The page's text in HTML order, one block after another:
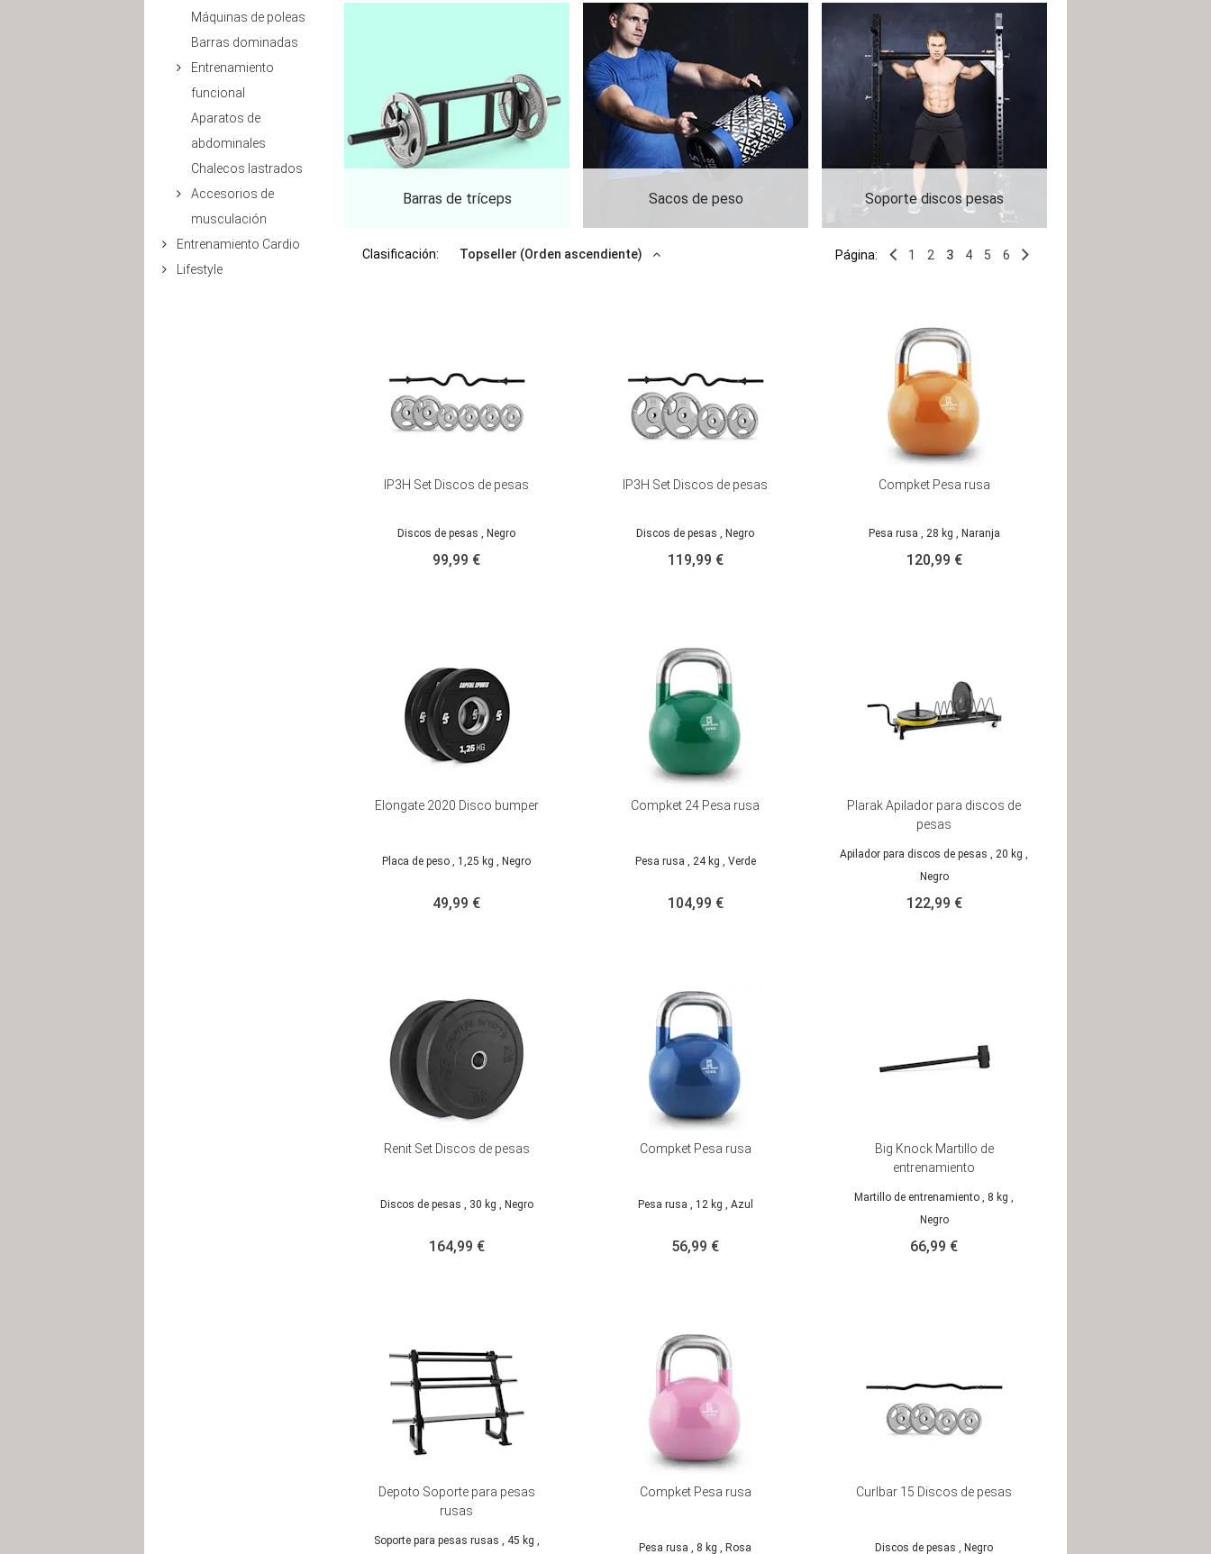
Máquinas de poleas
Barras dominadas
Entrenamiento
funcional
Aparatos de
abdominales
Chalecos lastrados
Accesorios de
musculación
Entrenamiento Cardio
Lifestyle
Barras de tríceps Sacos de peso Soporte discos pesas
Clasificación: Topseller (Orden ascendiente) Página: 1 2 3 4 5 6
IP3H Set Discos de pesas
Discos de pesas , Negro
99,99 €
IP3H Set Discos de pesas
Discos de pesas , Negro
119,99 €
Compket Pesa rusa
Pesa rusa , 28 kg , Naranja
120,99 €
Elongate 2020 Disco bumper
Placa de peso , 1,25 kg , Negro
49,99 €
Compket 24 Pesa rusa
Pesa rusa , 24 kg , Verde
104,99 €
Plarak Apilador para discos de
pesas
Apilador para discos de pesas , 20 kg ,
Negro
122,99 €
Renit Set Discos de pesas
Discos de pesas , 30 kg , Negro
164,99 €
Compket Pesa rusa
Pesa rusa , 12 kg , Azul
56,99 €
Big Knock Martillo de
entrenamiento
Martillo de entrenamiento , 8 kg ,
Negro
66,99 €
Depoto Soporte para pesas
rusas
Soporte para pesas rusas , 45 kg ,
Compket Pesa rusa
Pesa rusa , 8 kg , Rosa
Curlbar 15 Discos de pesas
Discos de pesas , Negro